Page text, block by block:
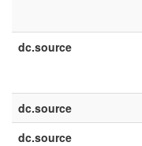
dc.source
dc.source
dc.source